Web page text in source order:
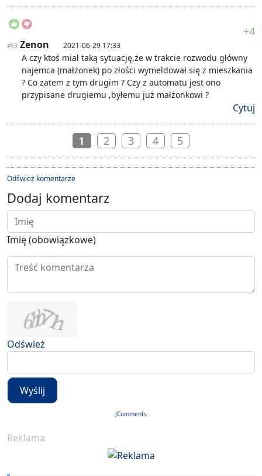
+4
#53 Zenon 2021-06-29 17:33
A czy ktoś miał taką sytuację,że w trakcie rozwodu główny
najemca (małżonek) po złości wymeldował się z mieszkania
? Co zatem z tym drugim ? Czy z automatu jest ono
przypisane drugiemu ,byłemu już małżonkowi ?
Cytuj
1 2 3 4 5
Odśwież komentarze
Dodaj komentarz
Imię (obowiązkowe)
Odśwież
Wyślij
JComments
Reklama